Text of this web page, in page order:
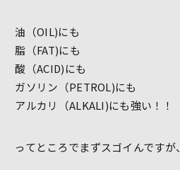
油（OIL)にも
脂（FAT)にも
酸（ACID)にも
ガソリン（PETROL)にも
アルカリ（ALKALI)にも強い！！
ってところでまずスゴイんですが、